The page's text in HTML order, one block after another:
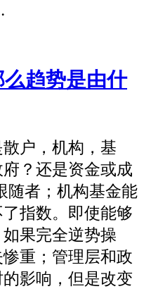
趋势是由什
户，机构，基
？还是资金或成
随者；机构基金能
指数。即使能够
果完全逆势操
重；管理层和政
影响，但是改变